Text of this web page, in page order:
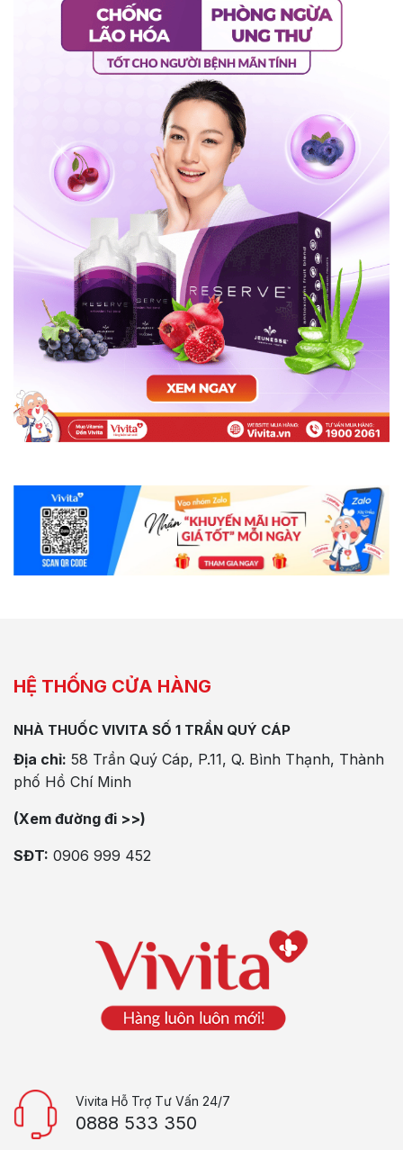
HỆ THỐNG CỬA HÀNG
NHÀ THUỐC VIVITA SỐ 1 TRẦN QUÝ CÁP
Địa chỉ: 58 Trần Quý Cáp, P.11, Q. Bình Thạnh, Thành
phố Hồ Chí Minh
(Xem đường đi >>)
SĐT: 0906 999 452
Vivita Hỗ Trợ Tư Vấn 24/7
0888 533 350